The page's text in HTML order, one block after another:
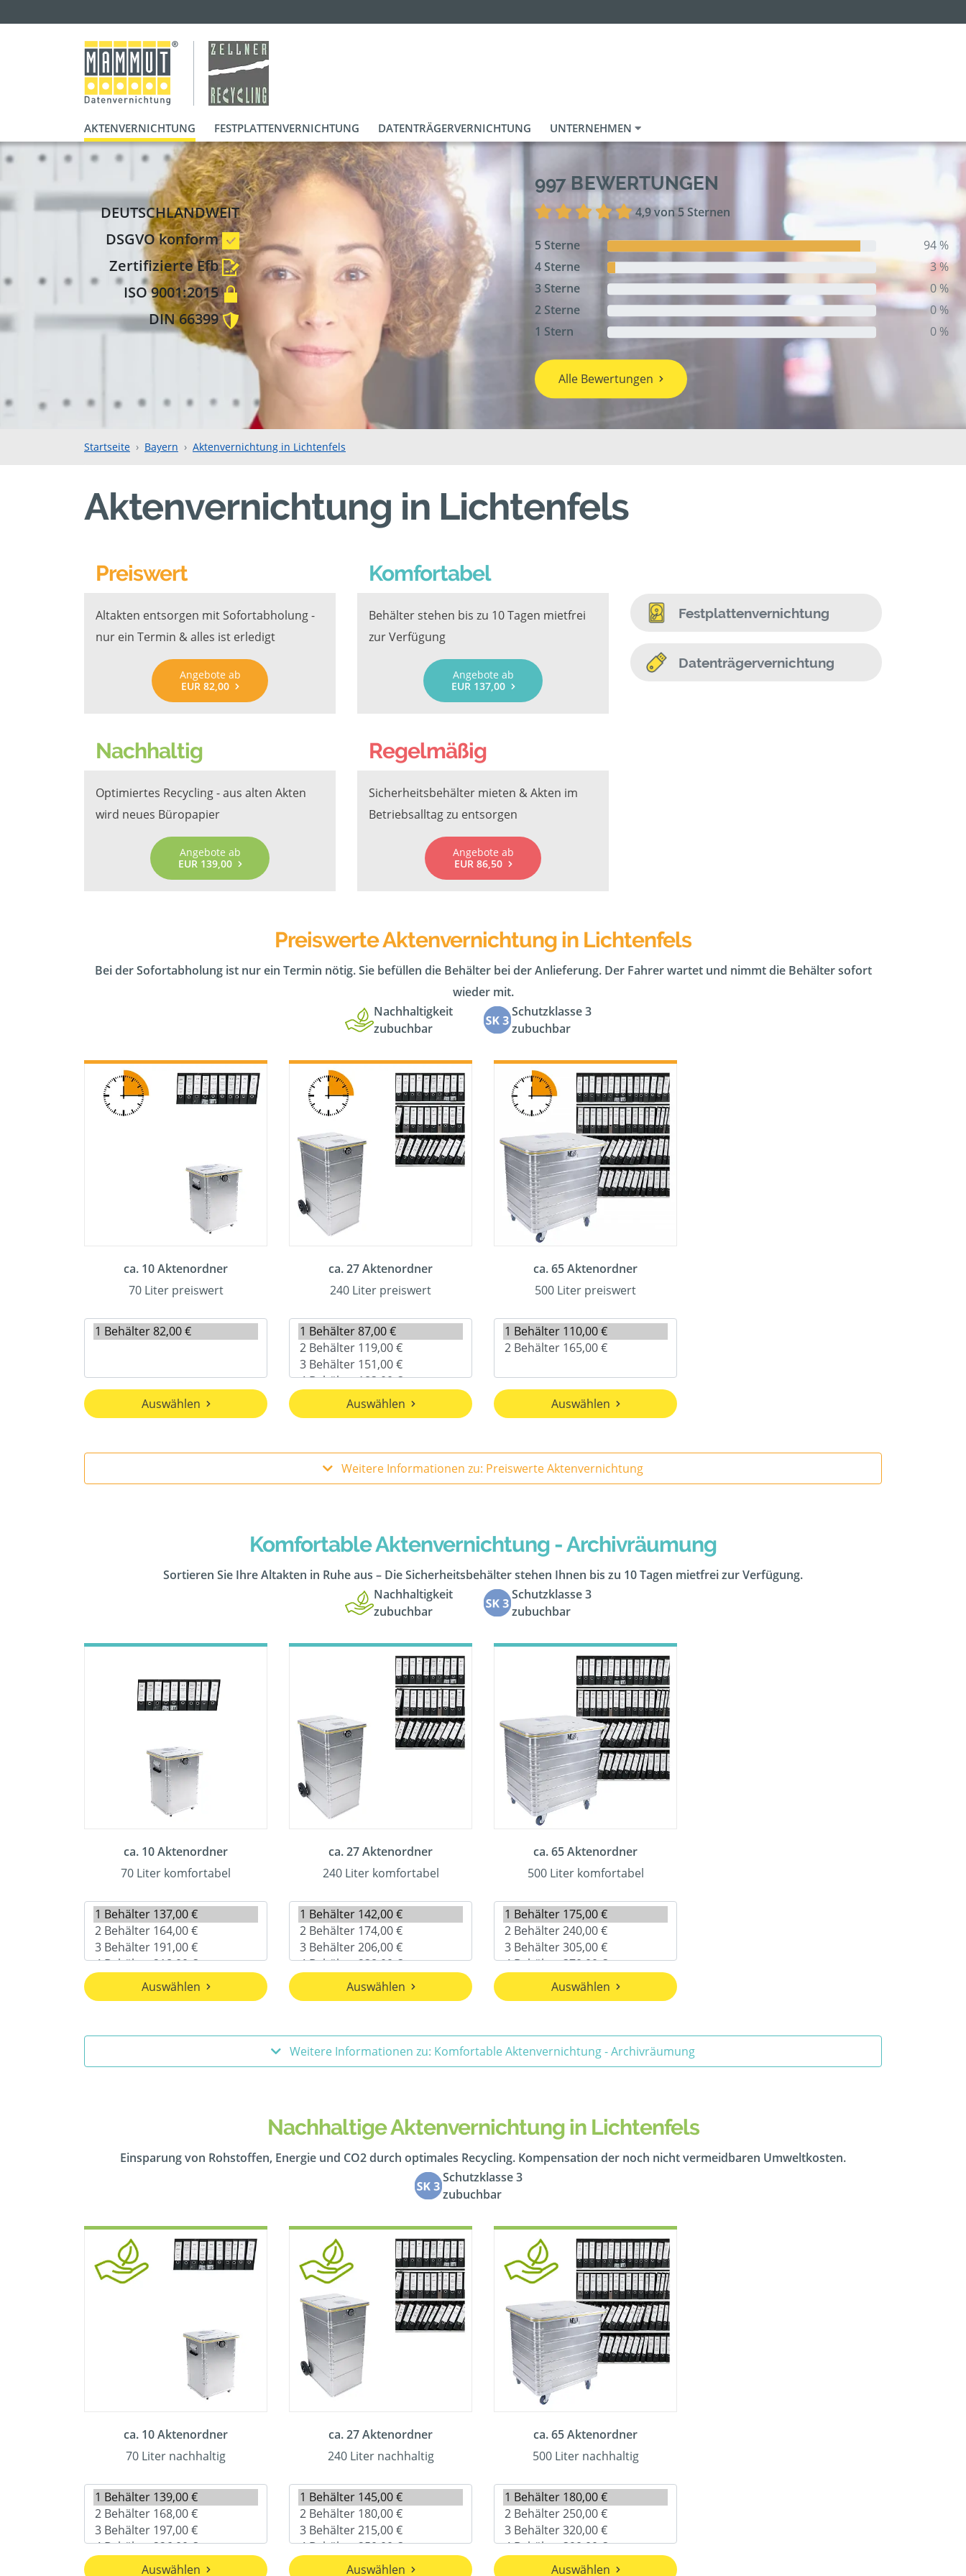
AKTENVERNICHTUNG FESTPLATTENVERNICHTUNG DATENTRÄGERVERNICHTUNG UNTERNEHMEN
DEUTSCHLANDWEIT
DSGVO konform
Zertifizierte Efb
ISO 9001:2015
DIN 66399
997 BEWERTUNGEN
4,9 von 5 Sternen
5 Sterne
94 %
4 Sterne
3 %
3 Sterne
0 %
2 Sterne
0 %
1 Stern
0 %
Alle Bewertungen
Startseite Bayern Aktenvernichtung in Lichtenfels
Aktenvernichtung in Lichtenfels
Preiswert
Altakten entsorgen mit Sofortabholung -
nur ein Termin & alles ist erledigt
Angebote ab
EUR 82,00
Komfortabel
Behälter stehen bis zu 10 Tagen mietfrei
zur Verfügung
Angebote ab
EUR 137,00
Nachhaltig
Optimiertes Recycling - aus alten Akten
wird neues Büropapier
Angebote ab
EUR 139,00
Regelmäßig
Sicherheitsbehälter mieten & Akten im
Betriebsalltag zu entsorgen
Angebote ab
EUR 86,50
Festplattenvernichtung
Datenträgervernichtung
Preiswerte Aktenvernichtung in Lichtenfels
Bei der Sofortabholung ist nur ein Termin nötig. Sie befüllen die Behälter bei der Anlieferung. Der Fahrer wartet und nimmt die Behälter sofort
wieder mit.
Nachhaltigkeit
zubuchbar
Schutzklasse 3
zubuchbar
ca. 10 Aktenordner
70 Liter preiswert
Auswählen
ca. 27 Aktenordner
240 Liter preiswert
Auswählen
ca. 65 Aktenordner
500 Liter preiswert
Auswählen
Weitere Informationen zu: Preiswerte Aktenvernichtung
Komfortable Aktenvernichtung - Archivräumung
Sortieren Sie Ihre Altakten in Ruhe aus – Die Sicherheitsbehälter stehen Ihnen bis zu 10 Tagen mietfrei zur Verfügung.
Nachhaltigkeit
zubuchbar
Schutzklasse 3
zubuchbar
ca. 10 Aktenordner
70 Liter komfortabel
Auswählen
ca. 27 Aktenordner
240 Liter komfortabel
Auswählen
ca. 65 Aktenordner
500 Liter komfortabel
Auswählen
Weitere Informationen zu: Komfortable Aktenvernichtung - Archivräumung
Nachhaltige Aktenvernichtung in Lichtenfels
Einsparung von Rohstoffen, Energie und CO2 durch optimales Recycling. Kompensation der noch nicht vermeidbaren Umweltkosten.
Schutzklasse 3
zubuchbar
ca. 10 Aktenordner
70 Liter nachhaltig
Auswählen
ca. 27 Aktenordner
240 Liter nachhaltig
Auswählen
ca. 65 Aktenordner
500 Liter nachhaltig
Auswählen